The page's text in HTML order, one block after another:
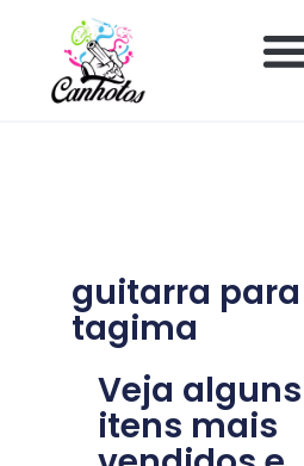
guitarra
tagima
Veja
itens mais